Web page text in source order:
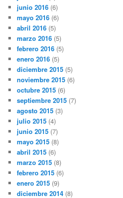
junio 2016 (6)
mayo 2016 (6)
abril 2016 (5)
marzo 2016 (5)
febrero 2016 (5)
enero 2016 (5)
diciembre 2015 (5)
noviembre 2015 (6)
octubre 2015 (6)
septiembre 2015 (7)
agosto 2015 (3)
julio 2015 (4)
junio 2015 (7)
mayo 2015 (8)
abril 2015 (6)
marzo 2015 (8)
febrero 2015 (6)
enero 2015 (9)
diciembre 2014 (8)